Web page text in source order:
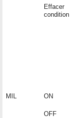
Effacer
condition
MIL ON
OFF